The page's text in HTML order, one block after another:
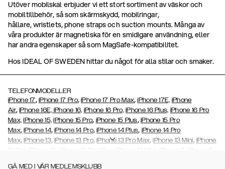
Utöver mobilskal erbjuder vi ett stort sortiment av väskor och
mobiltillbehör, så som skärmskydd, mobilringar,
hållare, wristlets, phone straps och suction mounts. Många av
våra produkter är magnetiska för en smidigare användning, eller
har andra egenskaper så som MagSafe-kompatibilitet.
Hos IDEAL OF SWEDEN hittar du något för alla stilar och smaker.
TELEFONMODELLER
iPhone 17, iPhone 17 Pro,iPhone 17 Pro Max,iPhone 17E, iPhone
Air,iPhone 16E, iPhone 16, iPhone 16 Pro, iPhone 16 Plus, iPhone 16 Pro
Max, iPhone 15, iPhone 15 Pro, iPhone 15 Plus, iPhone 15 Pro
Max,iPhone 14,iPhone 14 Pro,iPhone 14 Plus, iPhone 14 Pro
Max,iPhone 13,iPhone 13 Pro,iPhone 13 Pro Max,iPhone 13 Mini, iPhone
12 Pro
iPhone 12 iPhone 12 Pro Max iPhone 12 Mini iPhone 11
iPhone 11
GÅ MED I VÅR MEDLEMSKLUBB